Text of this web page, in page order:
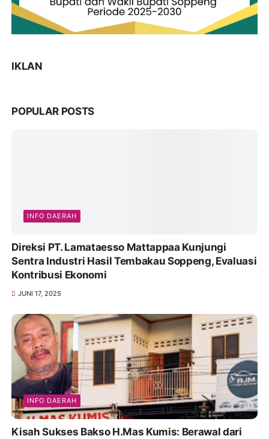
IKLAN
POPULAR POSTS
INFO DAERAH
Direksi PT. Lamataesso Mattappaa Kunjungi
Sentra Industri Hasil Tembakau Soppeng, Evaluasi
Kontribusi Ekonomi
JUNI 17, 2025
INFO DAERAH
Kisah Sukses Bakso H.Mas Kumis: Berawal dari